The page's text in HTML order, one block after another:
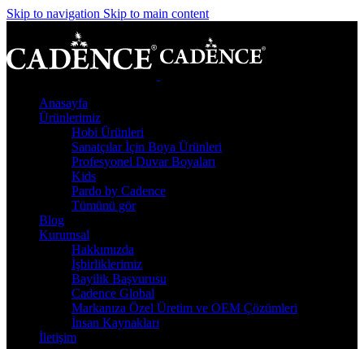
Skip to navigation Skip to main content
Anasayfa
Ürünlerimiz
Hobi Ürünleri
Sanatçılar İçin Boya Ürünleri
Profesyonel Duvar Boyaları
Kids
Pardo by Cadence
Tümünü gör
Blog
Kurumsal
Hakkımızda
İşbirliklerimiz
Bayilik Başvurusu
Cadence Global
Markanıza Özel Üretim ve OEM Çözümleri
İnsan Kaynakları
İletişim